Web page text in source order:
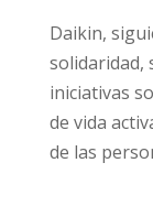
Daikin,
solidaridad,
iniciativas
de vida
de las